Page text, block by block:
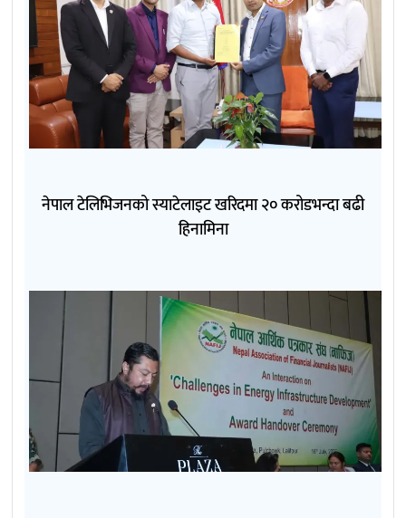
नेपाल टेलिभिजनको स्याटेलाइट खरिदमा २० करोडभन्दा बढी
हिनामिना